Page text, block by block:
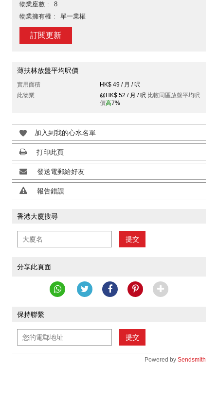
物業座數
8
物業擁有權
單一業權
訂閱更新
薄扶林放盤平均呎價
實用面積
HK$ 49 / 月 / 呎
此物業
@HK$ 52 / 月 / 呎 比較同區放盤平均呎
價高7%
加入到我的心水名單
打印此頁
發送電郵給好友
報告錯誤
香港大廈搜尋
提交
分享此頁面
保持聯繫
提交
Powered by Sendsmith